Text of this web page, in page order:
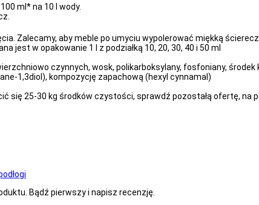
ml* na 10 l wody.
Zalecamy, aby meble po umyciu wypolerować miękką
jest w opakowanie 1 l z podziałką 10, 20, 30, 40 i 50 ml
czynnych, wosk, polikarboksylany, fosfoniany, środek
1,3diol), kompozycję zapachową (hexyl cynnamal)
się 25-30 kg środków czystości, sprawdź pozostałą ofertę, na
Bądź pierwszy i napisz recenzję.